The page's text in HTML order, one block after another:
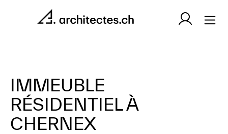
IMMEUBLE
RÉSIDENTIEL À
CHERNEX